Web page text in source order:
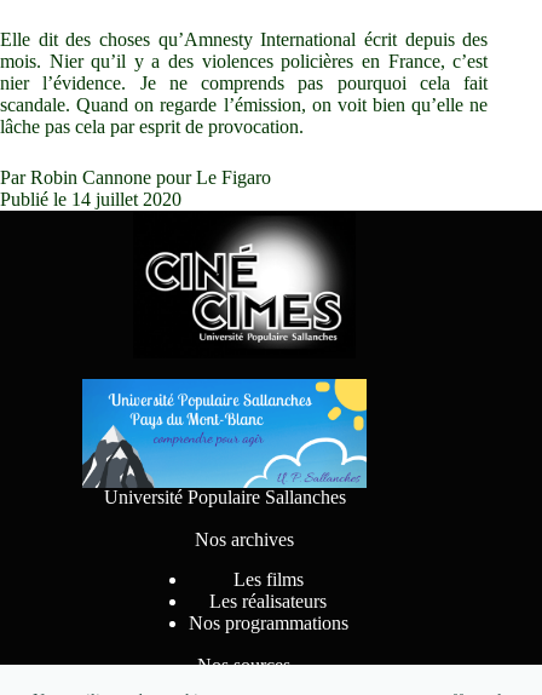
Elle dit des choses qu’Amnesty International écrit depuis des
mois. Nier qu’il y a des violences policières en France, c’est
nier l’évidence. Je ne comprends pas pourquoi cela fait
scandale. Quand on regarde l’émission, on voit bien qu’elle ne
lâche pas cela par esprit de provocation.
Par Robin Cannone pour Le Figaro
Publié le 14 juillet 2020
Université Populaire Sallanches
Nos archives
Les films
Les réalisateurs
Nos programmations
Nos sources